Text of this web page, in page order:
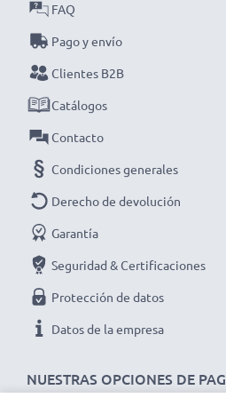
controles de calidad para
rendimiento y duración. ¡Haz
entrega rápida y garantía de
NUESTRAS OPCIONES DE
FAQ
Pago y envío
Clientes B2B
Catálogos
Contacto
Condiciones generales
Derecho de devolución
Garantía
Seguridad & Certificaciones
Protección de datos
Datos de la empresa